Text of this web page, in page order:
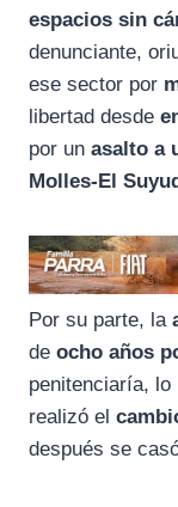
espacios sin
denunciante,
ese sector por
libertad desde
por un asalto a
Molles-El
Por su parte, la
de ocho años
penitenciaría, lo
realizó el
después se